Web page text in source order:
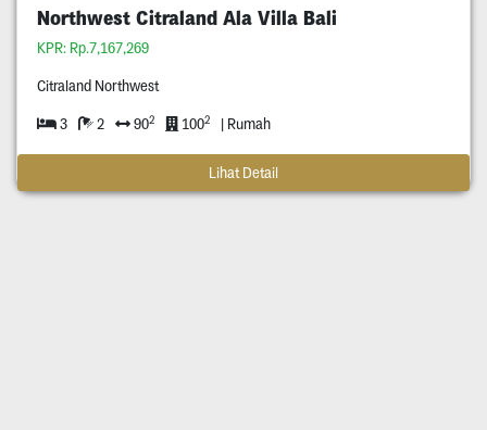
Northwest Citraland Ala Villa Bali
KPR: Rp.7,167,269
Citraland Northwest
3 2 902 1002 | Rumah
Lihat Detail